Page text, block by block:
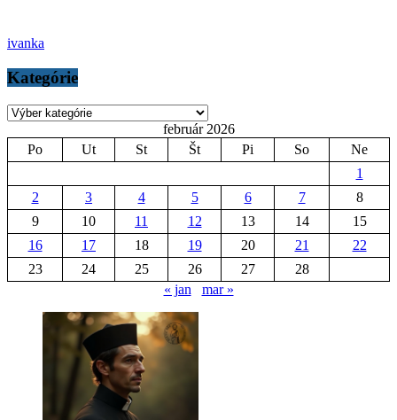
ivanka
Kategórie
Kategórie
február 2026
Po
Ut St Št Pi So
Ne
1
2
3 4 5 6 7
8
9
10 11 12 13 14
15
16
17 18 19 20 21
22
23
24 25 26 27
28
« jan
mar »